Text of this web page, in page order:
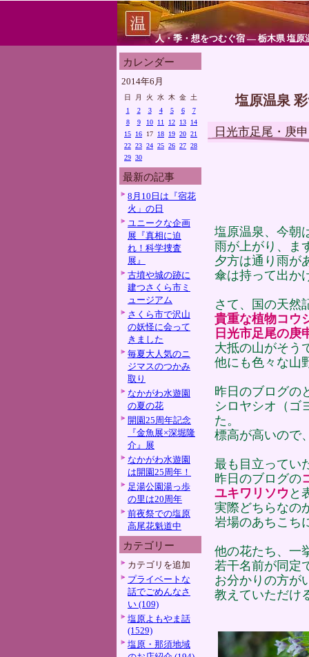
人・季・想をつむぐ宿 ― 栃木県 塩原
カレンダー
2014年6月
日 月 火 水 木 金
土
1
2 3 4 5 6
7
8
9 10 11 12 13
14
15
16 17 18 19 20 21
22 23 24 25 26 27 28
29 30
最新の記事
8月10日は『宿花
火」の日
ユニークな企画
展『真相に迫
れ！科学捜査
展』
古墳や城の跡に
建つさくら市ミ
ュージアム
さくら市で沢山
の妖怪に会って
きました
毎夏大人気のニ
ジマスのつかみ
取り
なかがわ水遊園
の夏の花
開園25周年記念
『金魚展×深堀隆
介』展
なかがわ水遊園
は開園25周年！
足湯公園湯っ歩
の里は20周年
前夜祭での塩原
高尾花魁道中
カテゴリー
カテゴリを追加
プライベートな
話でごめんなさ
い (109)
塩原よもやま話
(1529)
塩原・那須地域
塩原温泉
日光市足尾・庚
塩原温泉、今朝
雨が上がり、ま
夕方は通り雨が
傘は持って出か
さて、国の天然
貴重な植物コウ
日光市足尾の庚
大抵の山がそう
他にも色々な山
昨日のブログの
シロヤシオ（ゴ
た。
標高が高いので
最も目立ってい
昨日のブログの
ユキワリソウ と
実際どちらなの
岩場のあちこち
他の花たち、一
若干名前が同定
お分かりの方が
教えていただけ